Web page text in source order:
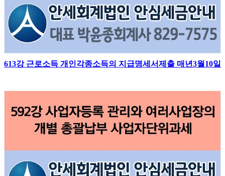
613강 근로소득 개인각종소득의 지급명세서제출 매년3월10일